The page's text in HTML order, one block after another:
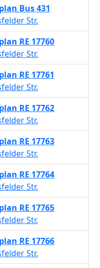
Bus 431
Str.
RE 17760
Str.
RE 17761
Str.
RE 17762
Str.
RE 17763
Str.
RE 17764
Str.
RE 17765
Str.
RE 17766
Str.